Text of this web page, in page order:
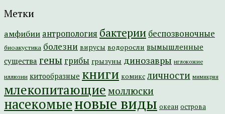
Метки
амфибии антропология бактерии беспозвоночные
биоакустика болезни вирусы водоросли вымышленные
существа гены грибы грызуны динозавры иглокожие
иллюзии китообразные книги комикс личности мимикрия
млекопитающие моллюски
насекомыеновые виды океан острова